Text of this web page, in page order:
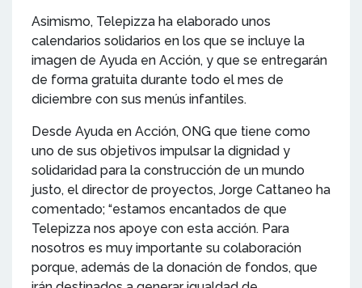
Asimismo, Telepizza ha elaborado unos
calendarios solidarios en los que se incluye la
imagen de Ayuda en Acción, y que se entregarán
de forma gratuita durante todo el mes de
diciembre con sus menús infantiles.
Desde Ayuda en Acción, ONG que tiene como
uno de sus objetivos impulsar la dignidad y
solidaridad para la construcción de un mundo
justo, el director de proyectos, Jorge Cattaneo ha
comentado; “estamos encantados de que
Telepizza nos apoye con esta acción. Para
nosotros es muy importante su colaboración
porque, además de la donación de fondos, que